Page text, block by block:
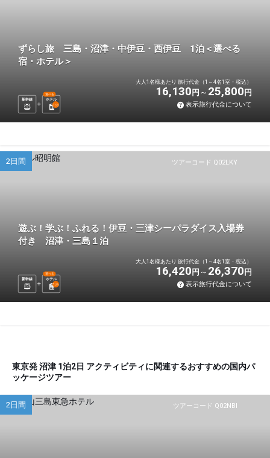
ずらし旅 三島・沼津・中伊豆・西伊豆 1泊＜選べる
宿・ホテル＞
新幹線 ホテル
選べる
1 泊
大人1名様あたり 旅行代金（1～4名1室・税込）
16,130 円 25,800 円
表示旅行代金について
ツアーコード Q02LKY
2日間
遊ぶ！学ぶ！ふれる！伊豆・三津シーパラダイス入場券
付き 沼津・三島１泊
新幹線 ホテル
選べる
1 泊
大人1名様あたり 旅行代金（1～4名1室・税込）
16,420 円 26,370 円
表示旅行代金について
東京発 沼津 1泊2日 アクティビティに関連するおすすめの国内パ
ッケージツアー
ツアーコード Q02NBI
2日間